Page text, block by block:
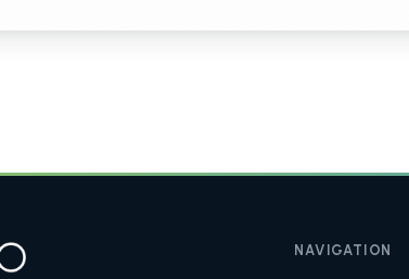
NAVIGATION